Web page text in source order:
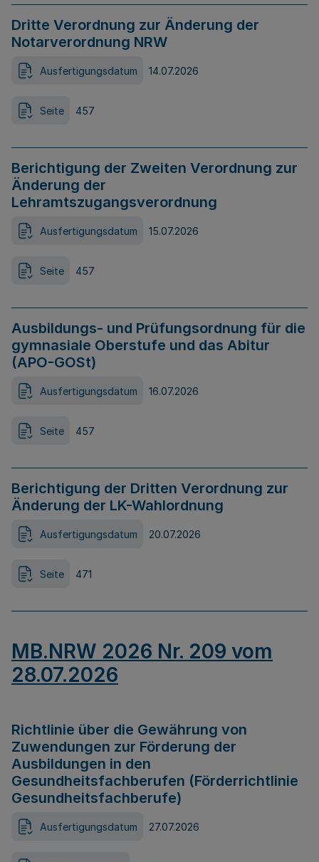
Dritte Verordnung zur Änderung der
Notarverordnung NRW
Ausfertigungsdatum 14.07.2026
Seite 457
Berichtigung der Zweiten Verordnung zur
Änderung der
Lehramtszugangsverordnung
Ausfertigungsdatum 15.07.2026
Seite 457
Ausbildungs- und Prüfungsordnung für die
gymnasiale Oberstufe und das Abitur
(APO-GOSt)
Ausfertigungsdatum 16.07.2026
Seite 457
Berichtigung der Dritten Verordnung zur
Änderung der LK-Wahlordnung
Ausfertigungsdatum 20.07.2026
Seite 471
MB.NRW 2026 Nr. 209 vom
28.07.2026
Richtlinie über die Gewährung von
Zuwendungen zur Förderung der
Ausbildungen in den
Gesundheitsfachberufen (Förderrichtlinie
Gesundheitsfachberufe)
Ausfertigungsdatum 27.07.2026